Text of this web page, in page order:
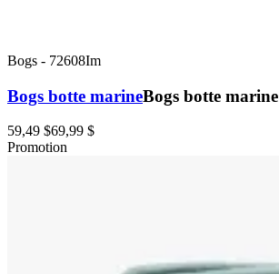
Bogs - 72608Im
Bogs botte marineBogs botte marine
59,49 $69,99 $
Promotion